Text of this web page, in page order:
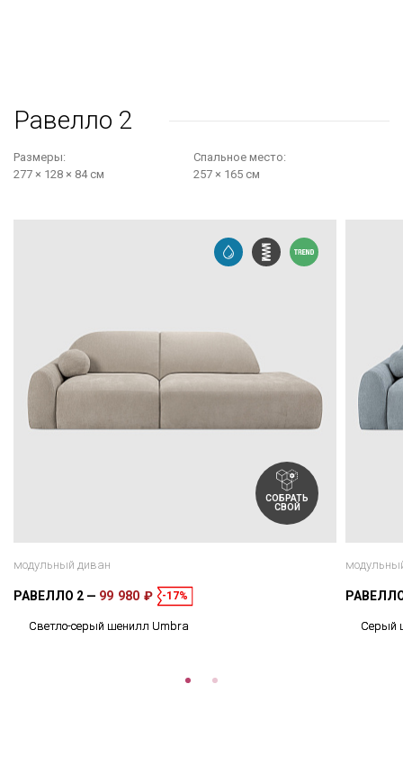
Равелло 2
Размеры:
277 × 128 × 84 см
Cпальное место:
257 × 165 см
СОБРАТЬ
СВОЙ
модульный диван
РАВЕЛЛО 2 99 980 ₽ -17%
Светло-серый шенилл Umbra Cерый